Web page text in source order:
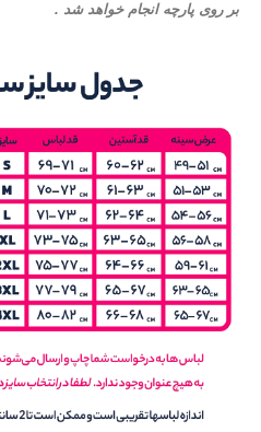
بر روی پارچه انجام خواهد شد .